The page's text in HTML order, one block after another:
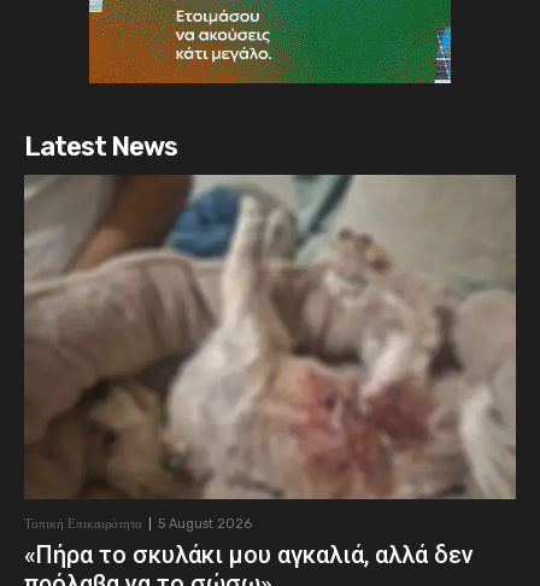
Latest News
Τοπική Επικαιρότητα 5 August 2026
«Πήρα το σκυλάκι μου αγκαλιά, αλλά δεν